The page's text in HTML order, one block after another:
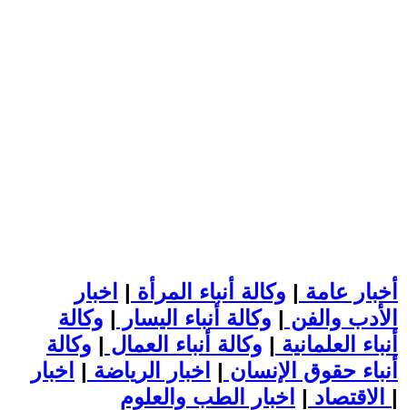
أخبار عامة | وكالة أنباء المرأة | اخبار
الأدب والفن | وكالة أنباء اليسار | وكالة
أنباء العلمانية | وكالة أنباء العمال | وكالة
أنباء حقوق الإنسان | اخبار الرياضة | اخبار
الاقتصاد | |